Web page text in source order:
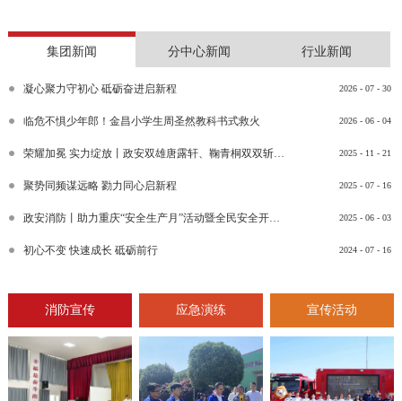
集团新闻 分中心新闻 行业新闻
2026 - 07 - 30
凝心聚力守初心 砥砺奋进启新程
2026 - 06 - 04
临危不惧少年郎！金昌小学生周圣然教科书式救火
2025 - 11 - 21
荣耀加冕 实力绽放丨政安双雄唐露轩、鞠青桐双双斩获“渝消蓝盾讲师团金牌讲师”比武竞赛决赛大奖
2025 - 07 - 16
聚势同频谋远略 勠力同心启新程
2025 - 06 - 03
政安消防丨助力重庆“安全生产月”活动暨全民安全开放日活动
2024 - 07 - 16
初心不变 快速成长 砥砺前行
消防宣传 应急演练 宣传活动